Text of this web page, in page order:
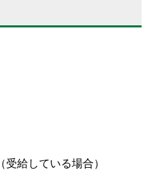
（受給している場合）